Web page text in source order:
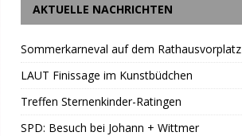
AKTUELLE NACHRICHTEN
Sommerkarneval auf dem Rathausvorplatz
LAUT Finissage im Kunstbüdchen
Treffen Sternenkinder-Ratingen
SPD: Besuch bei Johann + Wittmer